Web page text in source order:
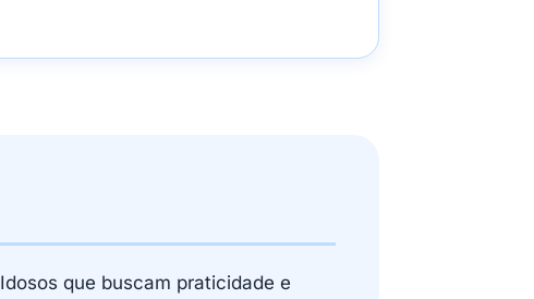
Idosos que buscam praticidade e